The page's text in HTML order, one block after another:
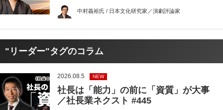
中村義裕氏 / 日本文化研究家／演劇評論家
"リーダー"タグのコラム
2026.08.5 NEW
社長は「能力」の前に「資質」が大事
／社長業ネクスト #445